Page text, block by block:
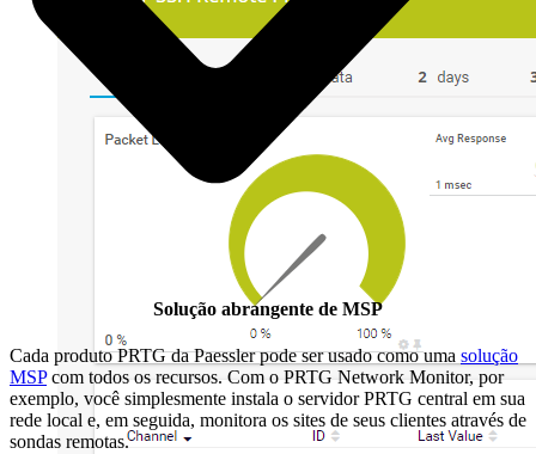
Solução abrangente de MSP
Cada produto PRTG da Paessler pode ser usado como uma solução
MSPcom todos os recursos. Com o PRTG Network Monitor, por
exemplo, você simplesmente instala o servidor PRTG central em sua
rede local e, em seguida, monitora os sites de seus clientes através de
sondas remotas.